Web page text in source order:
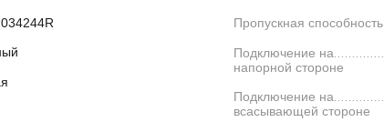
Пропускная способность
Подключение на
напорной стороне
Подключение на
всасывающей стороне